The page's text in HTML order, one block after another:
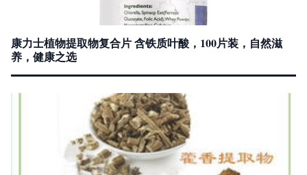
康力士植物提取物复合片 含铁质叶酸，100片装，自然滋
养，健康之选